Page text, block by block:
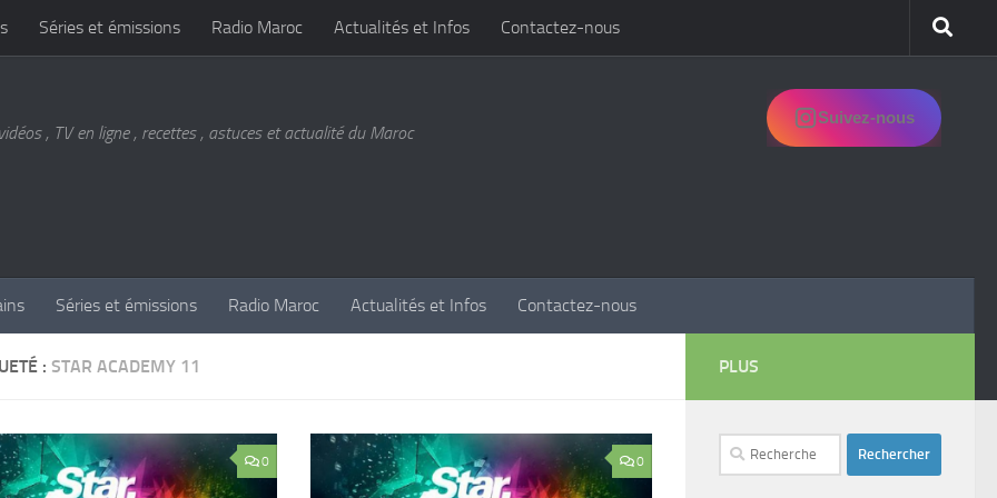
Séries et émissions Radio Maroc Actualités et Infos Contactez-nous
, TV en ligne , recettes , astuces et actualité du Maroc
Suivez-nous
Séries et émissions Radio Maroc Actualités et Infos Contactez-nous
: STAR ACADEMY 11
0 0
PLUS
Rechercher :